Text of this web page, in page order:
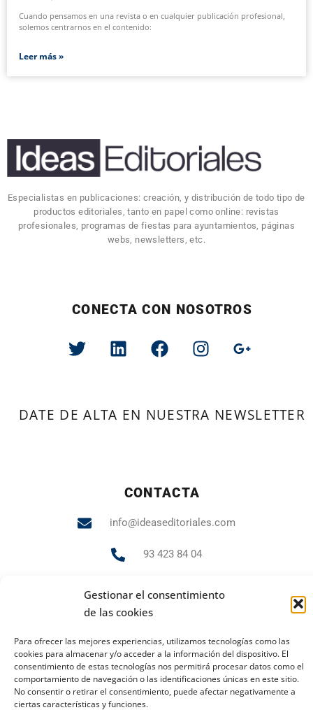
Gestionar el consentimiento
de las cookies
Para ofrecer las mejores experiencias, utilizamos tecnologías como las
cookies para almacenar y/o acceder a la información del dispositivo. El
consentimiento de estas tecnologías nos permitirá procesar datos como el
comportamiento de navegación o las identificaciones únicas en este sitio.
No consentir o retirar el consentimiento, puede afectar negativamente a
ciertas características y funciones.
Cuando pensamos en una revista o en cualquier publicación profesional,
solemos centrarnos en el contenido:
Leer más »
Especialistas en publicaciones: creación, y distribución de todo tipo de
productos editoriales, tanto en papel como online: revistas
profesionales, programas de fiestas para ayuntamientos, páginas
webs, newsletters, etc.
CONECTA CON NOSOTROS
DATE DE ALTA EN NUESTRA NEWSLETTER
CONTACTA
info@ideaseditoriales.com
93 423 84 04
PUBLICIDAD Y MARKETING
andrea.gr@ideaseditoriales.com